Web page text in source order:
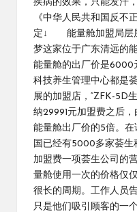
疾病的效果，只能发
《中华人民共和国反不
定↓ 能量舱加盟局层
梦这家位于广东清远的
能量舱的出厂价是6000
科技养生管理中心都是
展的加盟店，“ZFK-5D
纳29991元加盟费之后
能量舱出厂价的5倍。
国已经有5000多家荟生
加盟费一项荟生公司的
量舱使用一次的价格仅
很长的周期。工作人员
只是他们吸引顾客的一